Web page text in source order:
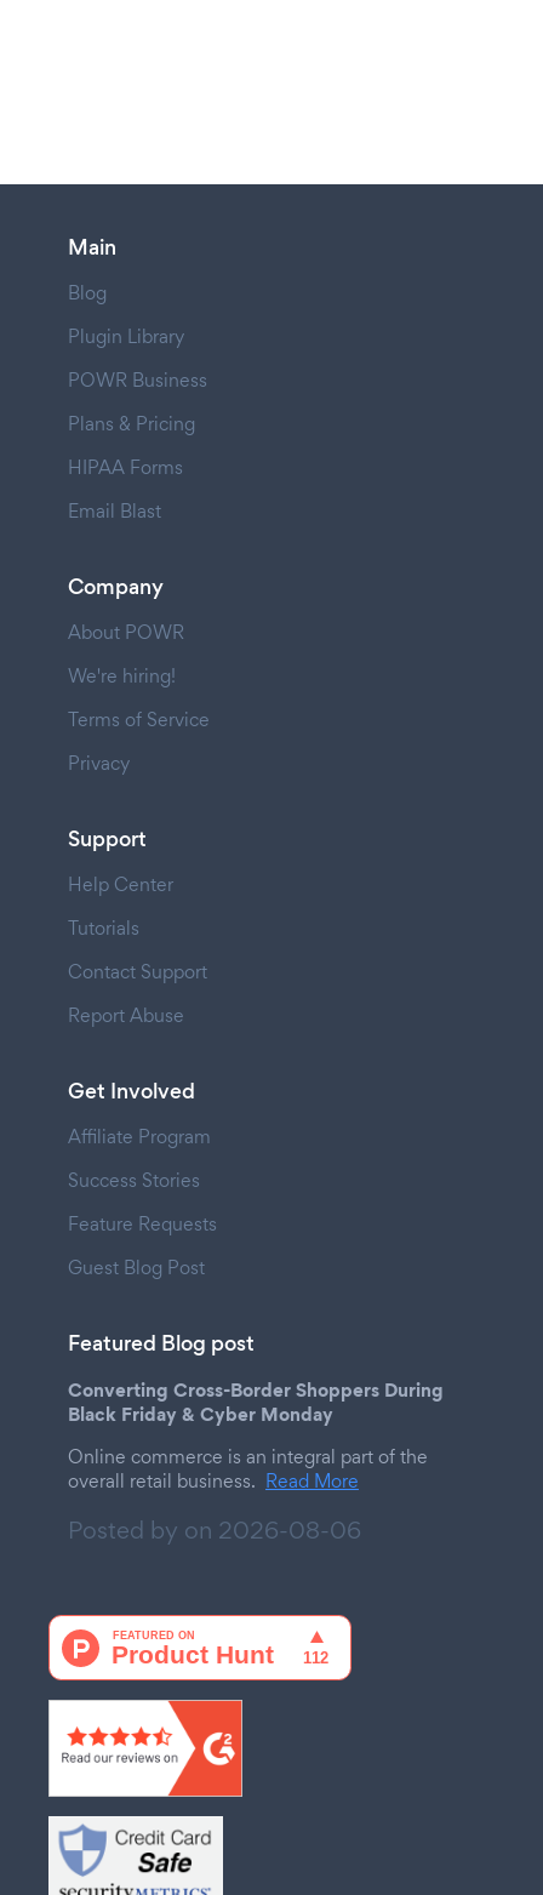
Main
Blog
Plugin Library
POWR Business
Plans & Pricing
HIPAA Forms
Email Blast
Company
About POWR
We're hiring!
Terms of Service
Privacy
Support
Help Center
Tutorials
Contact Support
Report Abuse
Get Involved
Affiliate Program
Success Stories
Feature Requests
Guest Blog Post
Featured Blog post
Converting Cross-Border Shoppers During
Black Friday & Cyber Monday
Online commerce is an integral part of the
overall retail business. Read More
Posted by on 2026-08-06